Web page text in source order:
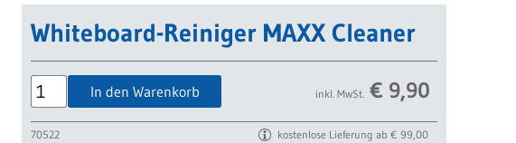
Whiteboard-Reiniger MAXX Cleaner
In den Warenkorb inkl. MwSt. € 9,90
70522 kostenlose Lieferung ab € 99,00